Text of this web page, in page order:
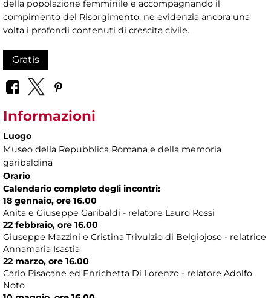
della popolazione femminile e accompagnando il
compimento del Risorgimento, ne evidenzia ancora una
volta i profondi contenuti di crescita civile.
Gratis
Informazioni
Luogo
Museo della Repubblica Romana e della memoria
garibaldina
Orario
Calendario completo degli incontri:
18 gennaio, ore 16.00
Anita e Giuseppe Garibaldi - relatore Lauro Rossi
22 febbraio, ore 16.00
Giuseppe Mazzini e Cristina Trivulzio di Belgiojoso - relatrice
Annamaria Isastia
22 marzo, ore 16.00
Carlo Pisacane ed Enrichetta Di Lorenzo - relatore Adolfo
Noto